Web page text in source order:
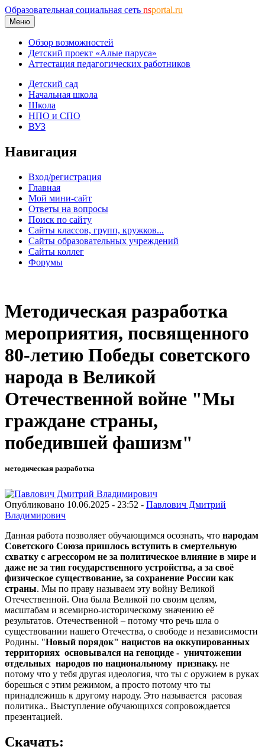
Образовательная социальная сеть nsportal.ru
Меню
Обзор возможностей
Детский проект «Алые паруса»
Аттестация педагогических работников
Детский сад
Начальная школа
Школа
НПО и СПО
ВУЗ
Навигация
Вход/регистрация
Главная
Мой мини-сайт
Ответы на вопросы
Поиск по сайту
Сайты классов, групп, кружков...
Сайты образовательных учреждений
Сайты коллег
Форумы
Методическая разработка
мероприятия, посвященного
80-летию Победы советского
народа в Великой
Отечественной войне "Мы
граждане страны,
победившей фашизм"
методическая разработка
Опубликовано 10.06.2025 - 23:52 - Павлович Дмитрий
Владимирович
Данная работа позволяет обучающимся осознать, что народам
Советского Союза пришлось вступить в смертельную
схватку с агрессором не за политическое влияние в мире и
даже не за тип государственного устройства, а за своё
физическое существование, за сохранение России как
страны. Мы по праву называем эту войну Великой
Отечественной. Она была Великой по своим целям,
масштабам и всемирно-историческому значению её
результатов. Отечественной – потому что речь шла о
существовании нашего Отечества, о свободе и независимости
Родины. "Новый порядок" нацистов на оккупированных
территориях основывался на геноциде - уничтожении
отдельных народов по национальному признаку. не
потому что у тебя другая идеология, что ты с оружием в руках
борешься с этим режимом, а просто потому что ты
принадлежишь к другому народу. Это называется расовая
политика.. Выступление обучающихся сопровождается
презентацией.
Скачать: